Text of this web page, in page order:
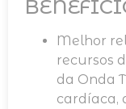
Melhor
recursos
da Onda
cardíaca,